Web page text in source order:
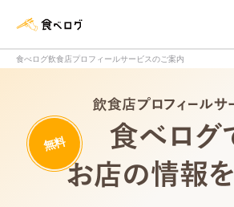
食べログ飲食店プロフィールサービスのご案内
無料